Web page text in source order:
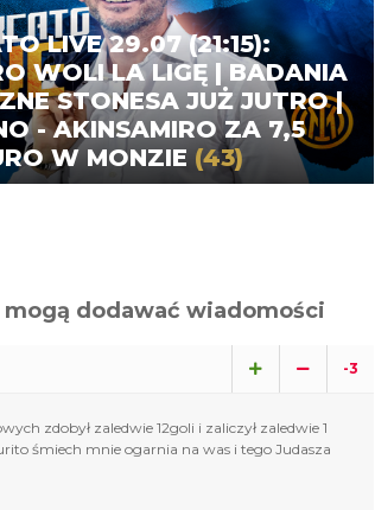
LIVE 29.07 (21:15):
WOLI LA LIGĘ | BADANIA
STONESA JUŻ JUTRO |
- AKINSAMIRO ZA 7,5
W MONZIE (43)
dodawać wiadomości
-3
zdobył zaledwie 12goli i zaliczył zaledwie 1
śmiech mnie ogarnia na was i tego Judasza